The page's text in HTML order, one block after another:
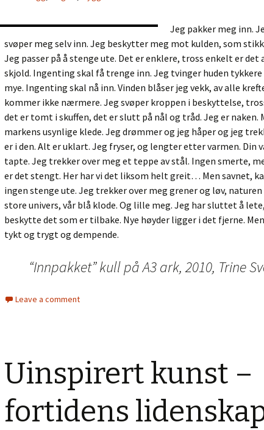
Jeg pakker meg inn.
svøper meg selv inn. Jeg beskytter meg mot kulden, som
Jeg passer på å stenge ute. Det er enklere, tross enkelt er
skjold. Ingenting skal få trenge inn. Jeg tvinger huden
mye. Ingenting skal nå inn. Vinden blåser jeg vekk, av alle
kommer ikke nærmere. Jeg svøper kroppen i beskyttelse,
det er tomt i skuffen, det er slutt på nål og tråd. Jeg er naken.
markens usynlige klede. Jeg drømmer og jeg håper og jeg
er i den. Alt er uklart. Jeg fryser, og lengter etter varmen. Din
tapte. Jeg trekker over meg et teppe av stål. Ingen smerte,
er det stengt. Her har vi det liksom helt greit… Men savnet,
ingen stenge ute. Jeg trekker over meg grener og løv,
store univers, vår blå klode. Og lille meg. Jeg har sluttet å
beskytte det som er tilbake. Nye høyder ligger i det fjerne.
tykt og trygt og dempende.
“Innpakket” kull på A3 ark, 2010, Trine
Leave a comment
Uinspirert kunst –
fortidens